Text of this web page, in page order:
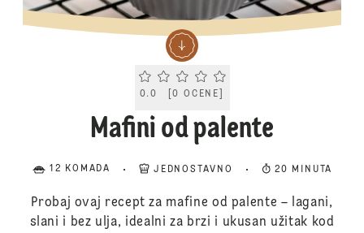
Current rating 0.0. Click to rate.
0.0 [0 OCENE
Mafini od palente
12 KOMADA JEDNOSTAVNO 20 MINUTA
Probaj ovaj recept za mafine od palente – lagani,
slani i bez ulja, idealni za brzi i ukusan užitak kod